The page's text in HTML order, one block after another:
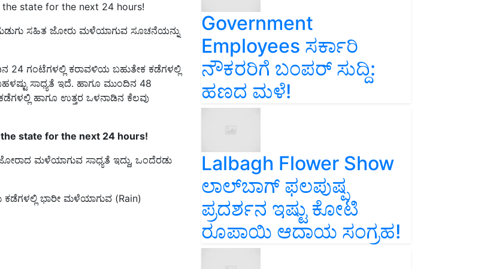
state for the next 24 hours!
ಸಹಿತ ಜೋರು ಮಳೆಯಾಗುವ ಸೂಚನೆಯನ್ನು
24 ಗಂಟೆಗಳಲ್ಲಿ ಕರಾವಳಿಯ ಬಹುತೇಕ ಕಡೆಗಳಲ್ಲಿ
ಸಾಧ್ಯತೆ ಇದೆ. ಹಾಗೂ ಮುಂದಿನ 48
ಹಾಗೂ ಉತ್ತರ ಒಳನಾಡಿನ ಕೆಲವು
state for the next 24 hours!
ಮಳೆಯಾಗುವ ಸಾಧ್ಯತೆ ಇದ್ದು, ಒಂದೆರಡು
ಭಾರೀ ಮಳೆಯಾಗುವ (Rain)
Government
Employees ಸರ್ಕಾರಿ
ನೌಕರರಿಗೆ ಬಂಪರ್‌ ಸುದ್ದಿ:
ಹಣದ ಮಳೆ!
Lalbagh Flower Show
ಲಾಲ್‌ಬಾಗ್ ಫಲಪುಷ್ಪ
ಪ್ರದರ್ಶನ ಇಷ್ಟು ಕೋಟಿ
ರೂಪಾಯಿ ಆದಾಯ ಸಂಗ್ರಹ!